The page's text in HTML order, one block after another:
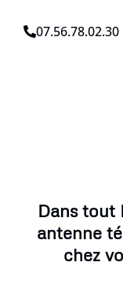
07.56.78.02.30
Dans tout
antenne
chez